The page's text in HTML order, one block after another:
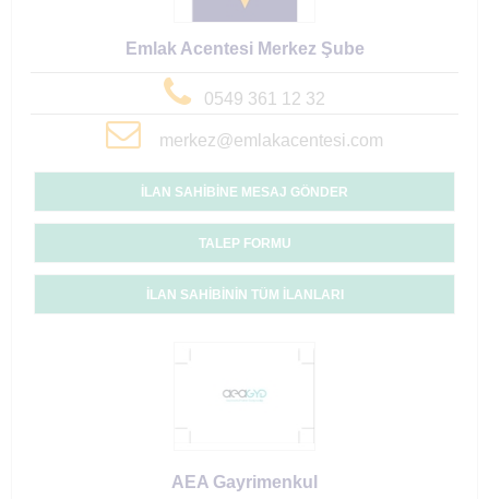
Emlak Acentesi Merkez Şube
0549 361 12 32
merkez@emlakacentesi.com
İLAN SAHİBİNE MESAJ GÖNDER
TALEP FORMU
İLAN SAHİBİNİN TÜM İLANLARI
AEA Gayrimenkul